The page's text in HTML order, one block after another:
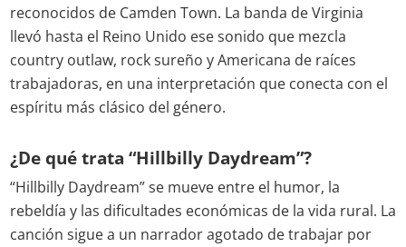
reconocidos de Camden Town. La banda de Virginia
llevó hasta el Reino Unido ese sonido que mezcla
country outlaw, rock sureño y Americana de raíces
trabajadoras, en una interpretación que conecta con el
espíritu más clásico del género.
¿De qué trata “Hillbilly Daydream”?
“Hillbilly Daydream” se mueve entre el humor, la
rebeldía y las dificultades económicas de la vida rural. La
canción sigue a un narrador agotado de trabajar por